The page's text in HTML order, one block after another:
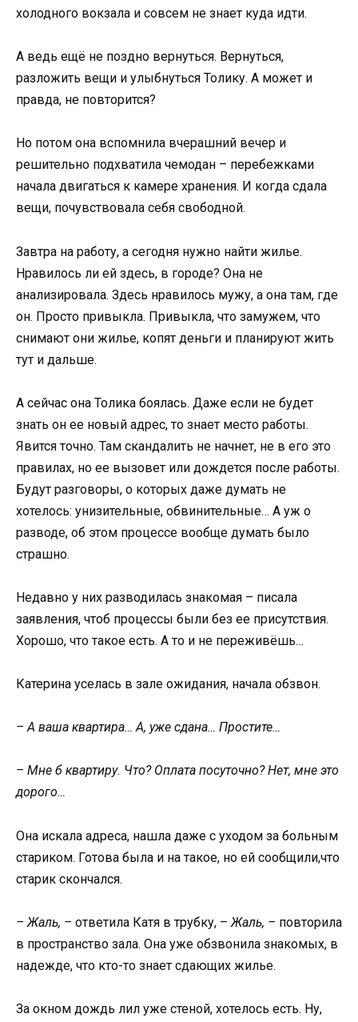
холодного вокзала и совсем не знает куда идти.
А ведь ещё не поздно вернуться. Вернуться,
разложить вещи и улыбнуться Толику. А может и
правда, не повторится?
Но потом она вспомнила вчерашний вечер и
решительно подхватила чемодан – перебежками
начала двигаться к камере хранения. И когда сдала
вещи, почувствовала себя свободной.
Завтра на работу, а сегодня нужно найти жилье.
Нравилось ли ей здесь, в городе? Она не
анализировала. Здесь нравилось мужу, а она там, где
он. Просто привыкла. Привыкла, что замужем, что
снимают они жилье, копят деньги и планируют жить
тут и дальше.
А сейчас она Толика боялась. Даже если не будет
знать он ее новый адрес, то знает место работы.
Явится точно. Там скандалить не начнет, не в его это
правилах, но ее вызовет или дождется после работы.
Будут разговоры, о которых даже думать не
хотелось: унизительные, обвинительные… А уж о
разводе, об этом процессе вообще думать было
страшно.
Недавно у них разводилась знакомая – писала
заявления, чтоб процессы были без ее присутствия.
Хорошо, что такое есть. А то и не переживёшь…
Катерина уселась в зале ожидания, начала обзвон.
– А ваша квартира… А, уже сдана… Простите…
– Мне б квартиру. Что? Оплата посуточно? Нет, мне это
дорого…
Она искала адреса, нашла даже с уходом за больным
стариком. Готова была и на такое, но ей сообщили,что
старик скончался.
– Жаль, – ответила Катя в трубку, –Жаль, – повторила
в пространство зала. Она уже обзвонила знакомых, в
надежде, что кто-то знает сдающих жилье.
За окном дождь лил уже стеной, хотелось есть. Ну,